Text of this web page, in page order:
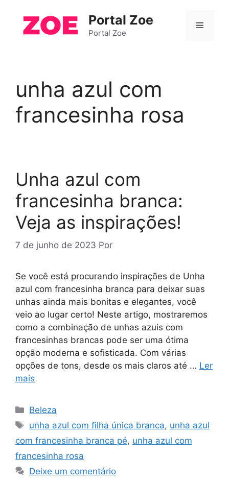
Portal Zoe
Portal Zoe
Menu
unha azul com
francesinha rosa
Unha azul com
francesinha branca:
Veja as inspirações!
7 de junho de 2023 Por
Se você está procurando inspirações de Unha
azul com francesinha branca para deixar suas
unhas ainda mais bonitas e elegantes, você
veio ao lugar certo! Neste artigo, mostraremos
como a combinação de unhas azuis com
francesinhas brancas pode ser uma ótima
opção moderna e sofisticada. Com várias
opções de tons, desde os mais claros até … Ler
mais
Categorias
Beleza
Tags
unha azul com filha única branca, unha azul
com francesinha branca pé, unha azul com
francesinha rosa
Deixe um comentário